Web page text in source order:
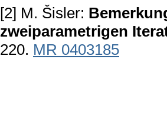
[2] M. Šisler:
zweiparametrigen
220. MR 0403185